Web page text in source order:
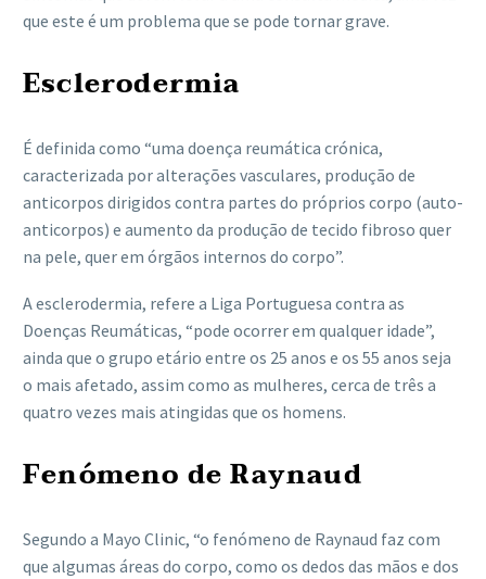
que este é um problema que se pode tornar grave.
Esclerodermia
É definida como “uma doença reumática crónica,
caracterizada por alterações vasculares, produção de
anticorpos dirigidos contra partes do próprios corpo (auto-
anticorpos) e aumento da produção de tecido fibroso quer
na pele, quer em órgãos internos do corpo”.
A esclerodermia, refere a Liga Portuguesa contra as
Doenças Reumáticas, “pode ocorrer em qualquer idade”,
ainda que o grupo etário entre os 25 anos e os 55 anos seja
o mais afetado, assim como as mulheres, cerca de três a
quatro vezes mais atingidas que os homens.
Fenómeno de Raynaud
Segundo a Mayo Clinic, “o fenómeno de Raynaud faz com
que algumas áreas do corpo, como os dedos das mãos e dos